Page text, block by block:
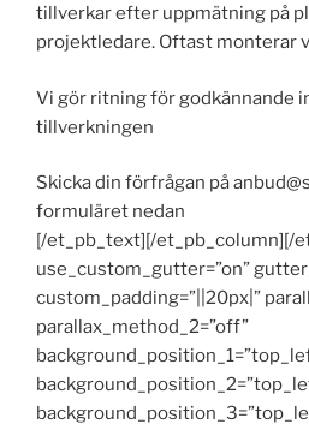
tillverkar efter uppmätning på
projektledare. Oftast monterar
Vi gör ritning för godkännande
tillverkningen
Skicka din förfrågan på
formuläret nedan
[/et_pb_text][/et_pb_column][/
use_custom_gutter=”on”
custom_padding=”||20px|”
parallax_method_2=”off”